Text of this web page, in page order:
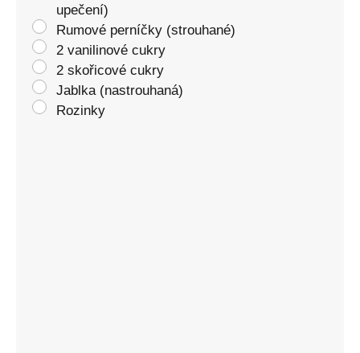
upečení)
Rumové perníčky (strouhané)
2 vanilinové cukry
2 skořicové cukry
Jablka (nastrouhaná)
Rozinky